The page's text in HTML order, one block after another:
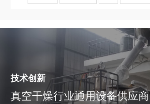
技术创新
真空干燥行业通用设备供应商